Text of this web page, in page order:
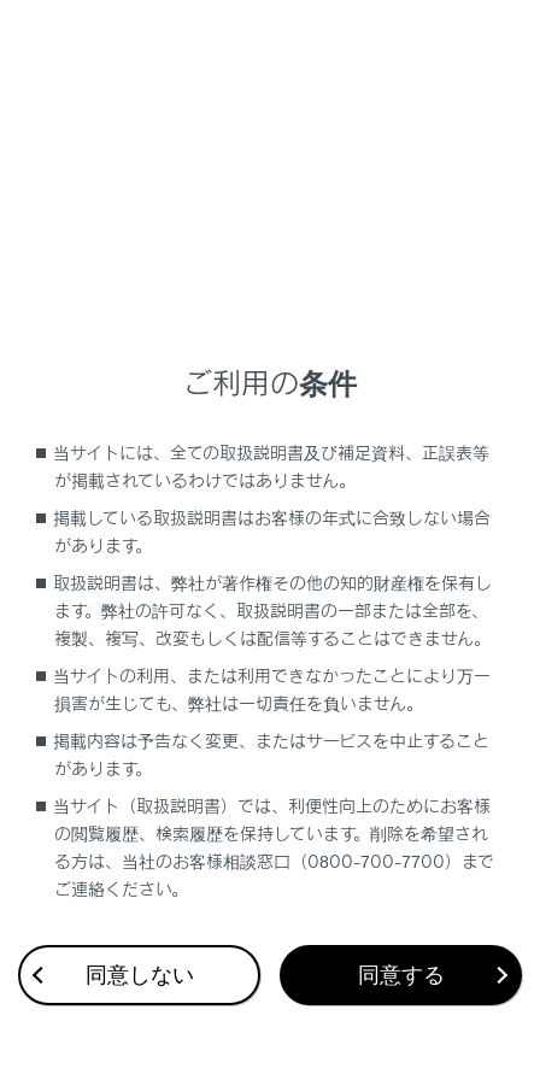
メニュー項目を操作する
DVD再生時の設定を変更する
合わせて見られているページ
VICS・交通情報
ナビゲーション設定
付録
このページは役に立ちましたか？
ご利用の条件
当サイトには、全ての取扱説明書及び補足資料、正誤表等
が掲載されているわけではありません。
掲載している取扱説明書はお客様の年式に合致しない場合
があります。
取扱説明書は、弊社が著作権その他の知的財産権を保有し
ます。弊社の許可なく、取扱説明書の一部または全部を、
複製、複写、改変もしくは配信等することはできません。
当サイトの利用、または利用できなかったことにより万一
損害が生じても、弊社は一切責任を負いません。
掲載内容は予告なく変更、またはサービスを中止すること
があります。
当サイト（取扱説明書）では、利便性向上のためにお客様
の閲覧履歴、検索履歴を保持しています。削除を希望され
る方は、当社のお客様相談窓口（0800-700-7700）まで
ご連絡ください。
同意しない 同意する